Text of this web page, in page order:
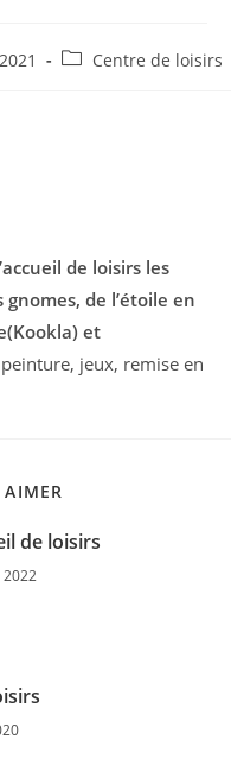
Post Centre de loisirs
de loisirs les
de l’étoile en
et
jeux, remise en
de loisirs